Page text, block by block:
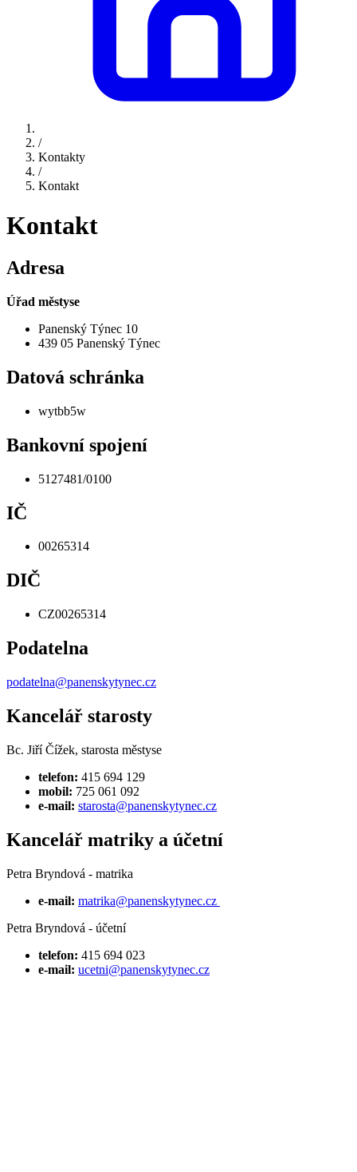
/
Kontakty
/
Kontakt
Kontakt
Adresa
Úřad městyse
Panenský Týnec 10
439 05 Panenský Týnec
Datová schránka
wytbb5w
Bankovní spojení
5127481/0100
IČ
00265314
DIČ
CZ00265314
Podatelna
podatelna@panenskytynec.cz
Kancelář starosty
Bc. Jiří Čížek, starosta městyse
telefon: 415 694 129
mobil: 725 061 092
e-mail: starosta@panenskytynec.cz
Kancelář matriky a účetní
Petra Bryndová - matrika
e-mail: matrika@panenskytynec.cz
Petra Bryndová - účetní
telefon: 415 694 023
e-mail: ucetni@panenskytynec.cz